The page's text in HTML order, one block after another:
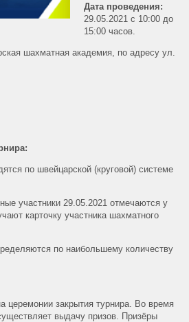
Дата проведения:
29.05.2021 с 10:00 до
15:00 часов.
шахматная академия, по адресу ул.
по швейцарской (круговой) системе
участники 29.05.2021 отмечаются у
карточку участника шахматного
по наибольшему количеству
церемонии закрытия турнира. Во время
выдачу призов. Призёры